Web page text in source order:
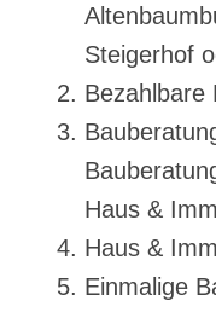
Steigerhof
Bezahlbare
Haus &
Haus &
Einmalige